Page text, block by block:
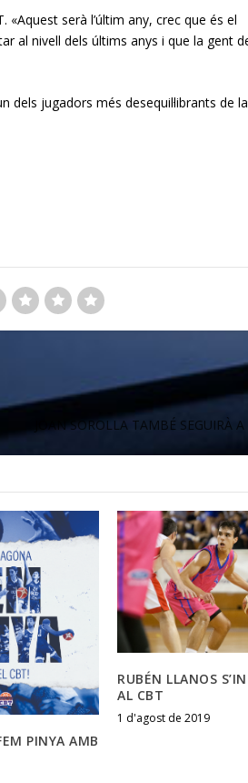
serà l’últim any, crec que és el
al nivell dels últims anys i que la gent
dels jugadors més desequil·librants de la
JOAN SOROLLA TAMBÉ SEGUIRÀ
PINYA AMB
RUBÉN LLANOS
AL CBT
1 d'agost de 2019